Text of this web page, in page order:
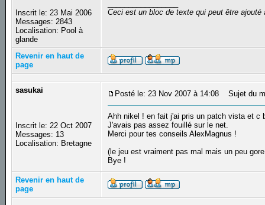
Inscrit le: 23 Mai 2006
Messages: 2843
Localisation: Pool à
glande
Ceci est un bloc de texte qui peut être
Revenir en haut de
page
sasukai
Inscrit le: 22 Oct 2007
Messages: 13
Localisation: Bretagne
Posté le: 23 Nov 2007 à 14:08 Sujet du
Ahh nikel ! en fait j'ai pris un patch vista et c
J'avais pas assez fouillé sur le net.
Merci pour tes conseils AlexMagnus !
(le jeu est vraiment pas mal mais un peu
Bye !
Revenir en haut de
page